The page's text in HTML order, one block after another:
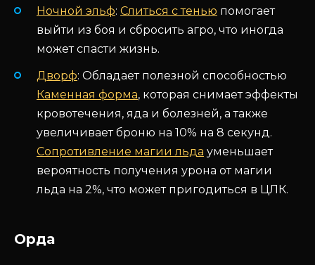
Ночной эльф: Слиться с тенью помогает
выйти из боя и сбросить агро, что иногда
может спасти жизнь.
Дворф: Обладает полезной способностью
Каменная форма, которая снимает эффекты
кровотечения, яда и болезней, а также
увеличивает броню на 10% на 8 секунд.
Сопротивление магии льда уменьшает
вероятность получения урона от магии
льда на 2%, что может пригодиться в ЦЛК.
Орда